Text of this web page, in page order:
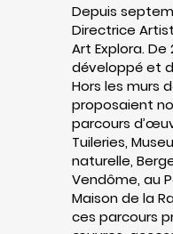
Depuis
Directrice
Art Explora. De
développé et
Hors les murs
proposaient
parcours
Tuileries,
naturelle,
Vendôme, au
Maison de la
ces parcours